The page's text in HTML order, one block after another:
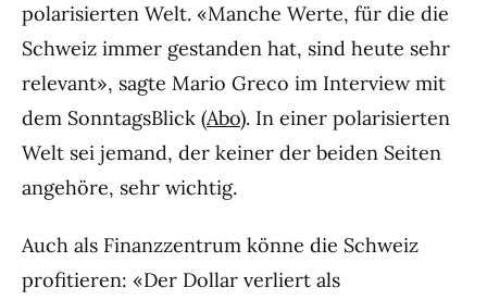
polarisierten Welt. «Manche Werte, für die die
Schweiz immer gestanden hat, sind heute sehr
relevant», sagte Mario Greco im Interview mit
dem SonntagsBlick (Abo). In einer polarisierten
Welt sei jemand, der keiner der beiden Seiten
angehöre, sehr wichtig.
Auch als Finanzzentrum könne die Schweiz
profitieren: «Der Dollar verliert als